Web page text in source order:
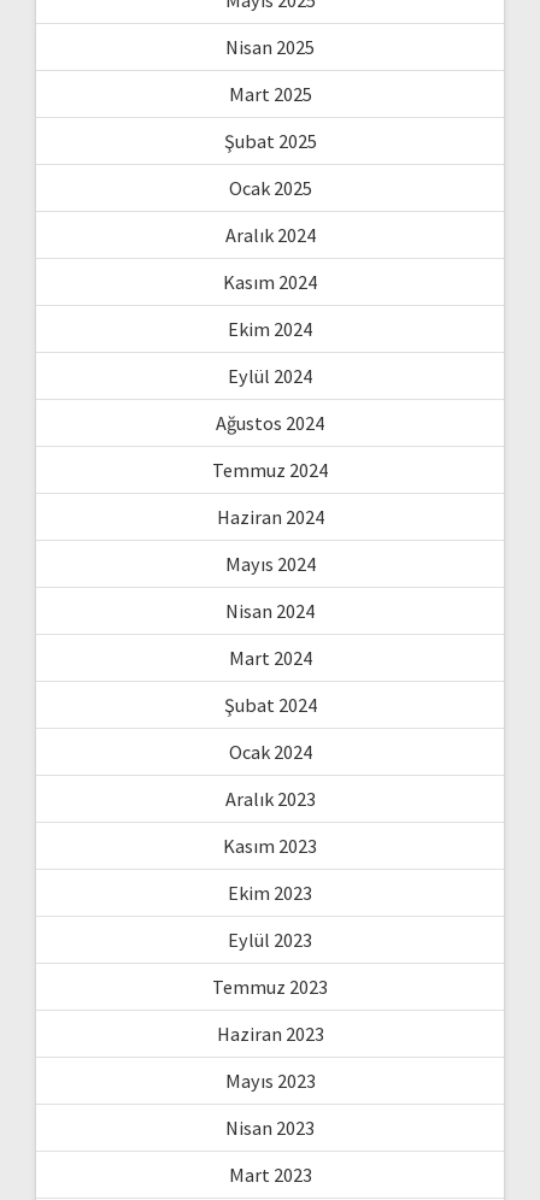
Nisan 2025
Mart 2025
Şubat 2025
Ocak 2025
Aralık 2024
Kasım 2024
Ekim 2024
Eylül 2024
Ağustos 2024
Temmuz 2024
Haziran 2024
Mayıs 2024
Nisan 2024
Mart 2024
Şubat 2024
Ocak 2024
Aralık 2023
Kasım 2023
Ekim 2023
Eylül 2023
Temmuz 2023
Haziran 2023
Mayıs 2023
Nisan 2023
Mart 2023